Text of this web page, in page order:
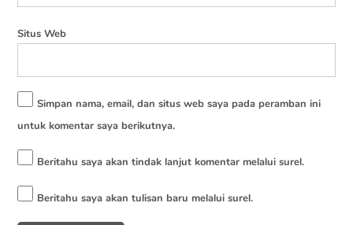
Situs Web
Simpan nama, email, dan situs web saya pada peramban ini
untuk komentar saya berikutnya.
Beritahu saya akan tindak lanjut komentar melalui surel.
Beritahu saya akan tulisan baru melalui surel.